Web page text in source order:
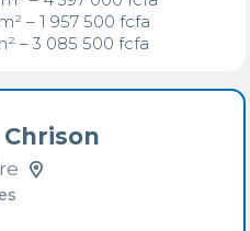
m² – 3 085 500 fcfa